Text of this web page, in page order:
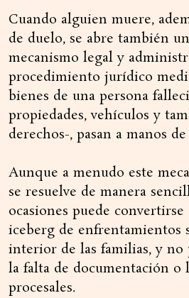
Cuando alguien muere,
de duelo, se abre también
mecanismo legal y
procedimiento jurídico
bienes de una persona
propiedades, vehículos y
derechos-, pasan a manos
Aunque a menudo este
se resuelve de manera
ocasiones puede
iceberg de enfrentamientos
interior de las familias, y no
la falta de documentación o
procesales.